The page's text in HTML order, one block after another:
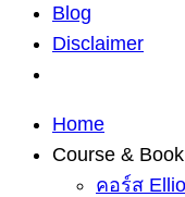
Blog
Disclaimer
Home
Course & Book
คอร์ส